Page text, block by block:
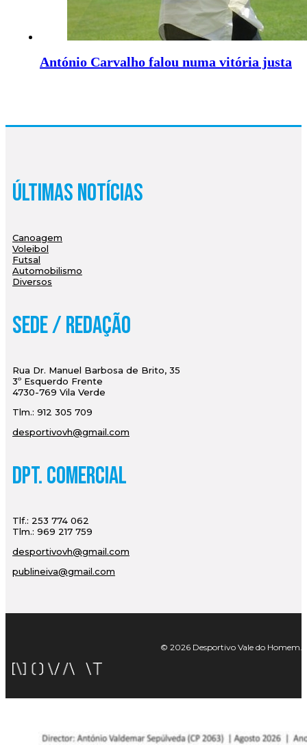
António Carvalho falou numa vitória justa
Últimas Notícias
Canoagem
Voleibol
Futsal
Automobilismo
Diversos
Sede / Redação
Rua Dr. Manuel Barbosa de Brito, 35
3º Esquerdo Frente
4730-769 Vila Verde
Tlm.: 912 305 709
desportivovh@gmail.com
Dpt. Comercial
Tlf.: 253 774 062
Tlm.: 969 217 759
desportivovh@gmail.com
publineiva@gmail.com
© 2026 Desportivo Vale do Homem.